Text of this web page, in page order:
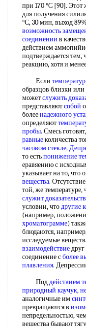
при 170 °С [90]. Этот
для получения
°С, 30 мин, выход
возможность
соединении в
действием
подтверждается тем,
реакцию, хотя и
Если
образцов близки
можетслужить
представляютсобой
болеенадежного
определяют
пробы. Смесь
равныеколичества
часовом стекле.
то естьпонижение
еравяению с
указывает на то, что
вещества.
той, же температуре,
служит
условии, чтодругие
(например,
хроматограмме)
блюдаются,
исследуемые
взаимодействие
соединение сболее
плавления.
Поддействием
природный каучук,
аналогичные им
превращаются в
непредельностью,
вещества бывают